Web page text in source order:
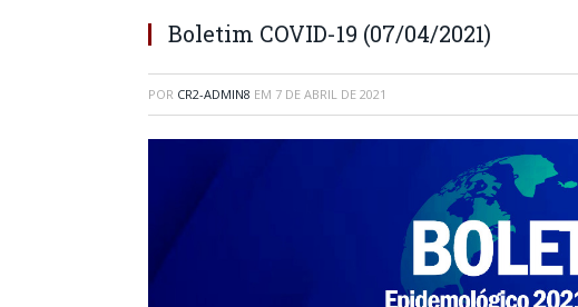
Boletim COVID-19 (07/04/2021)
POR CR2-ADMIN8 EM 7 DE ABRIL DE 2021